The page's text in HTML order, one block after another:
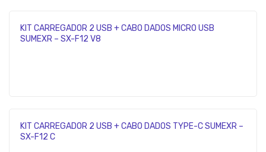
KIT CARREGADOR 2 USB + CABO DADOS MICRO USB
SUMEXR – SX-F12 V8
KIT CARREGADOR 2 USB + CABO DADOS TYPE-C SUMEXR –
SX-F12 C